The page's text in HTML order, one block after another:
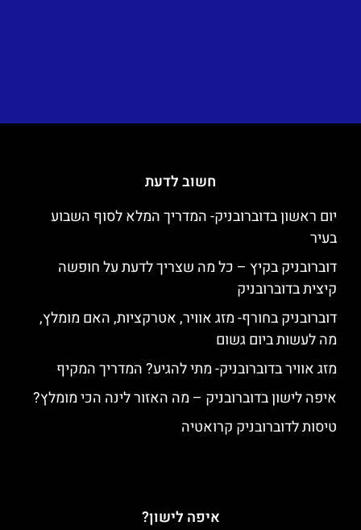
חשוב לדעת
יום ראשון בדוברובניק- המדריך המלא לסוף השבוע
בעיר
דוברובניק בקיץ – כל מה שצריך לדעת על חופשה
קיצית בדוברובניק
דוברובניק בחורף- מזג אוויר, אטרקציות, האם מומלץ,
מה לעשות ביום גשום
מזג אוויר בדוברובניק- מתי להגיע? המדריך המקיף
איפה לישון בדוברובניק – מה האזור לינה הכי מומלץ?
טיסות לדוברובניק קרואטיה
איפה לישון?